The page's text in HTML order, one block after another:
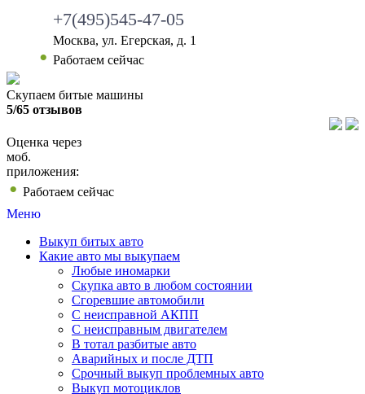
+7(495)545-47-05
Москва, ул. Егерская, д. 1
• Работаем сейчас
Скупаем битые машины
5/65 отзывов
Оценка через
моб.
приложения:
• Работаем сейчас
Меню
Выкуп битых авто
Какие авто мы выкупаем
Любые иномарки
Скупка авто в любом состоянии
Сгоревшие автомобили
С неисправной АКПП
С неисправным двигателем
В тотал разбитые авто
Аварийных и после ДТП
Срочный выкуп проблемных авто
Выкуп мотоциклов